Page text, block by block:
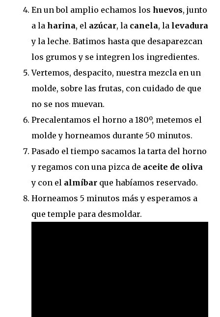
En un bol amplio echamos los huevos, junto
a la harina, el azúcar, la canela, la levadura
y la leche. Batimos hasta que desaparezcan
los grumos y se integren los ingredientes.
Vertemos, despacito, nuestra mezcla en un
molde, sobre las frutas, con cuidado de que
no se nos muevan.
Precalentamos el horno a 180º, metemos el
molde y horneamos durante 50 minutos.
Pasado el tiempo sacamos la tarta del horno
y regamos con una pizca de aceite de oliva
y con el almíbar que habíamos reservado.
Horneamos 5 minutos más y esperamos a
que temple para desmoldar.